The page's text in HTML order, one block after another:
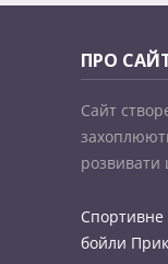
ПРО
Сайт
розвивати
бойли